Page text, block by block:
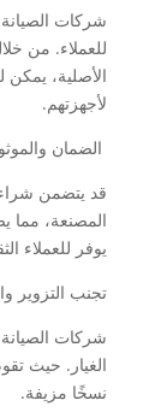
شركات
للعملاء. من
الأصلية، يمكن
لأجهزتهم.
الضمان
قد يتضمن شراء
المصنعة،
يوفر للعملاء
تجنب التزوير
شركات
الغيار. حيث
نسخًا مزيفة.